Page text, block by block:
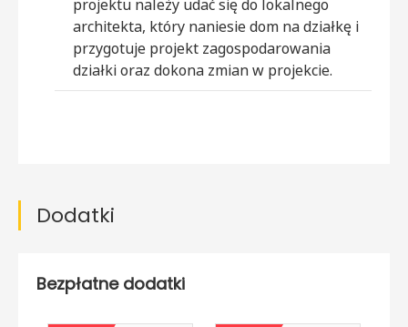
projektu należy udać się do lokalnego
architekta, który naniesie dom na działkę i
przygotuje projekt zagospodarowania
działki oraz dokona zmian w projekcie.
Dodatki
Bezpłatne dodatki